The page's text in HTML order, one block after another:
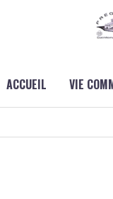
ACCUEIL VIE